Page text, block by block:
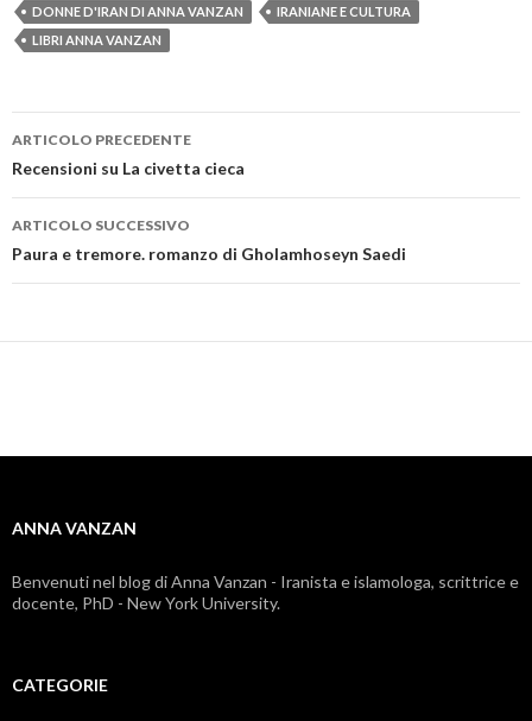
DONNE D'IRAN DI ANNA VANZAN
IRANIANE E CULTURA
LIBRI ANNA VANZAN
Navigazione
articolo
ARTICOLO PRECEDENTE
Recensioni su La civetta cieca
ARTICOLO SUCCESSIVO
Paura e tremore. romanzo di Gholamhoseyn Saedi
ANNA VANZAN
Benvenuti nel blog di Anna Vanzan - Iranista e islamologa, scrittrice e
docente, PhD - New York University.
CATEGORIE